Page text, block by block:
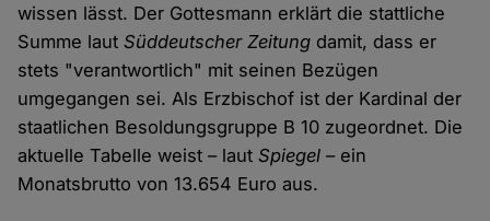
wissen lässt. Der Gottesmann erklärt die stattliche
Summe lautSüddeutscher Zeitung damit, dass er
stets "verantwortlich" mit seinen Bezügen
umgegangen sei. Als Erzbischof ist der Kardinal der
staatlichen Besoldungsgruppe B 10 zugeordnet. Die
aktuelle Tabelle weist – lautSpiegel – ein
Monatsbrutto von 13.654 Euro aus.